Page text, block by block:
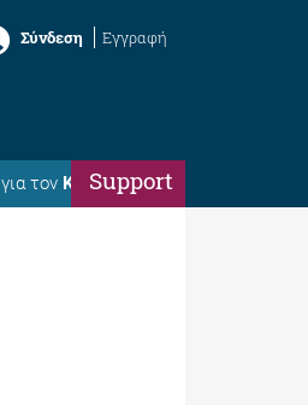
Σύνδεση Εγγραφή
για τον ΚώσταSupport